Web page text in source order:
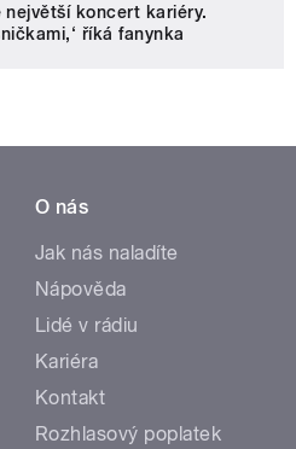
koncert kariéry.
říká fanynka
O nás
Jak nás naladíte
Nápověda
Lidé v rádiu
Kariéra
Kontakt
Rozhlasový poplatek